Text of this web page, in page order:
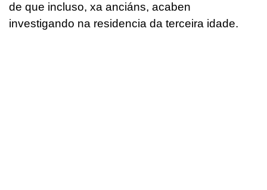
de que incluso, xa anciáns, acaben
investigando na residencia da terceira idade.